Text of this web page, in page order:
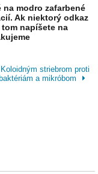
modro zafarbené
Ak niektorý odkaz
napíšete na
Koloidným striebrom proti
baktériám a mikróbom